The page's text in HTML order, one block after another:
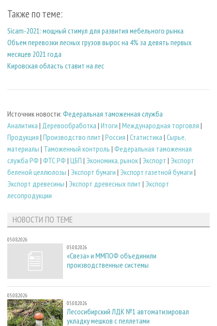
Также по теме:
Sicam-2021: мощный стимул для развития мебельного рынка
Объем перевозки лесных грузов вырос на 4% за девять первых
месяцев 2021 года
Кировская область ставит на лес
Источник новости: Федеральная таможенная служба
Аналитика | Деревообработка | Итоги | Международная торговля |
Продукция | Производство плит | Россия | Статистика | Сырье,
материалы | Таможенный контроль | Федеральная таможенная
служба РФ | ФТС РФ | ЦБП | Экономика, рынок| Экспорт | Экспорт
беленой целлюлозы | Экспорт бумаги | Экспорт газетной бумаги |
Экспорт древесины | Экспорт древесных плит | Экспорт
лесопродукции
НОВОСТИ ПО ТЕМЕ
05.08.2026
05.08.2026
«Свеза» и ММПОФ объединили
производственные системы
05.08.2026
05.08.2026
Лесосибирский ЛДК №1 автоматизировал
укладку мешков с пеллетами